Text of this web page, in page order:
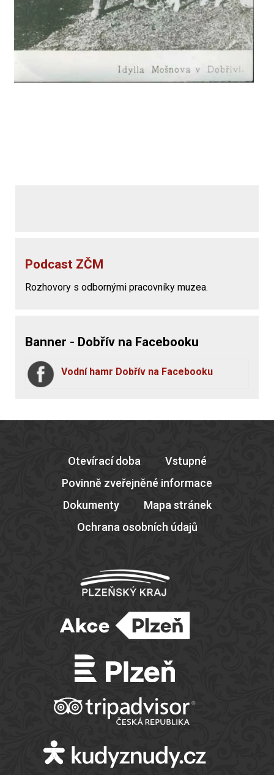
Podcast ZČM
Rozhovory s odbornými pracovníky muzea.
Banner - Dobřív na Facebooku
Vodní hamr Dobřív na Facebooku
Otevírací doba
Vstupné
Povinně zveřejněné informace
Dokumenty
Mapa stránek
Ochrana osobních údajů